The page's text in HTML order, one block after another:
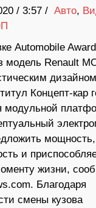
/ 3:57 / Авто,
Automobile
модель Renault
дизайном
Концепт-кар
модульной
мощность,
и
жизни,
Благодаря
смены кузова